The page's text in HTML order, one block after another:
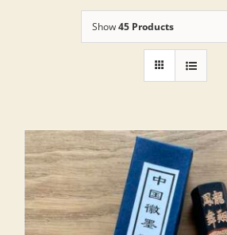
Show45 Products